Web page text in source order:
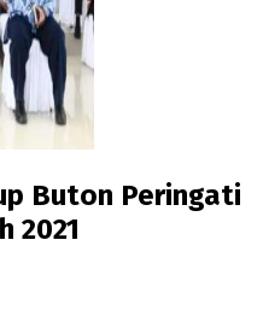
Buton Peringati
2021